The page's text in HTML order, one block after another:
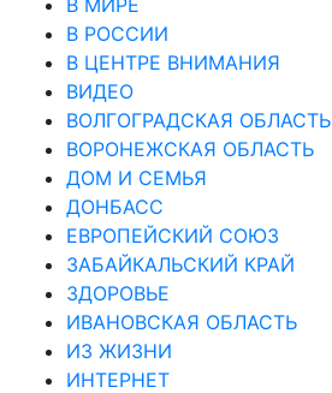
В РОССИИ
В ЦЕНТРЕ ВНИМАНИЯ
ВИДЕО
ВОЛГОГРАДСКАЯ ОБЛАСТЬ
ВОРОНЕЖСКАЯ ОБЛАСТЬ
ДОМ И СЕМЬЯ
ДОНБАСС
ЕВРОПЕЙСКИЙ СОЮЗ
ЗАБАЙКАЛЬСКИЙ КРАЙ
ЗДОРОВЬЕ
ИВАНОВСКАЯ ОБЛАСТЬ
ИЗ ЖИЗНИ
ИНТЕРНЕТ